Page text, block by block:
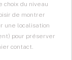
choix du niveau
de montrer
une localisation
pour préserver
contact.